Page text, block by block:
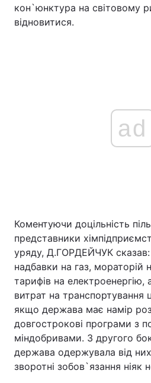
кон`юнктура на світовому
відновитися.
ad
Коментуючи доцільність
представники
уряду, Д.ГОРДЕЙЧУК сказав:
надбавки на газ, мораторій
тарифів на електроенергію,
витрат на транспортування
якщо держава має намір
довгострокові програми з
міндобривами. З другого
держава одержувала від
зворотні зобов`язання ніяк